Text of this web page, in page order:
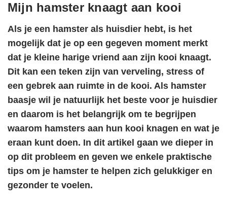
Mijn hamster knaagt aan kooi
Als je een hamster als huisdier hebt, is het
mogelijk dat je op een gegeven moment merkt
dat je kleine harige vriend aan zijn kooi knaagt.
Dit kan een teken zijn van verveling, stress of
een gebrek aan ruimte in de kooi. Als hamster
baasje wil je natuurlijk het beste voor je huisdier
en daarom is het belangrijk om te begrijpen
waarom hamsters aan hun kooi knagen en wat je
eraan kunt doen. In dit artikel gaan we dieper in
op dit probleem en geven we enkele praktische
tips om je hamster te helpen zich gelukkiger en
gezonder te voelen.